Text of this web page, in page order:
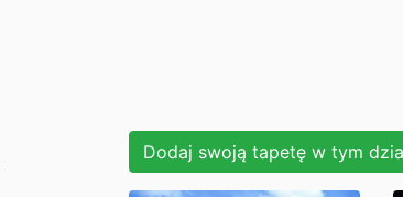
Dodaj swoją tapetę w tym